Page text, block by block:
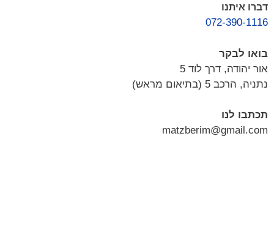
דברו איתנו
072-390-1116
בואו לבקר
אור יהודה, דרך לוד 5
נתניה, הרכב 5 (בתיאום מראש)
תכתבו לנו
matzberim@gmail.com